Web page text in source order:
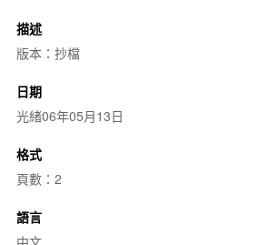
描述
版本：抄檔
日期
光緒06年05月13日
格式
頁數：2
語言
中文